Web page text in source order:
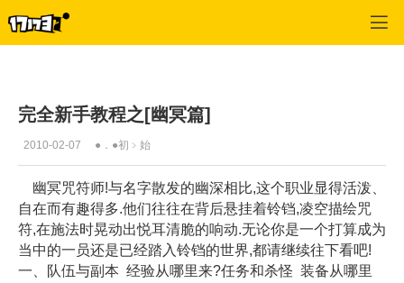
完全新手教程之[幽冥篇]
2010-02-07 ●．●初﹥始
幽冥咒符师!与名字散发的幽深相比,这个职业显得活泼、
自在而有趣得多.他们往往在背后悬挂着铃铛,凌空描绘咒
符,在施法时晃动出悦耳清脆的响动.无论你是一个打算成为
当中的一员还是已经踏入铃铛的世界,都请继续往下看吧!
一、队伍与副本 经验从哪里来?任务和杀怪 装备从哪里